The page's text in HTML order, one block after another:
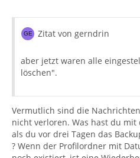
Zitat von gerndrin
aber jetzt waren alle
löschen".
Vermutlich sind die
nicht verloren. Was hast du
als du vor drei Tagen das
? Wenn der Profilordner mit